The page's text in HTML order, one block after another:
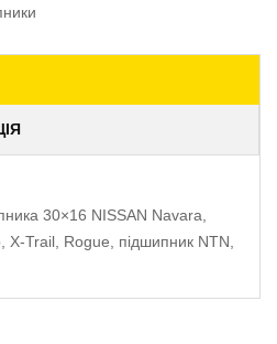
30×16 NISSAN Navara,
Trail, Rogue, підшипник NTN,